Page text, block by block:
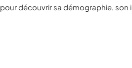
pour découvrir sa démographie, son